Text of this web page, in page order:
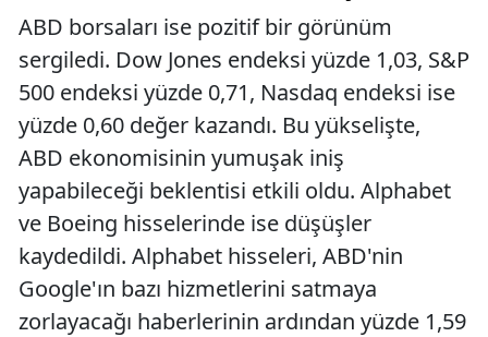
ABD borsaları ise pozitif bir görünüm
sergiledi. Dow Jones endeksi yüzde 1,03, S&P
500 endeksi yüzde 0,71, Nasdaq endeksi ise
yüzde 0,60 değer kazandı. Bu yükselişte,
ABD ekonomisinin yumuşak iniş
yapabileceği beklentisi etkili oldu. Alphabet
ve Boeing hisselerinde ise düşüşler
kaydedildi. Alphabet hisseleri, ABD'nin
Google'ın bazı hizmetlerini satmaya
zorlayacağı haberlerinin ardından yüzde 1,59